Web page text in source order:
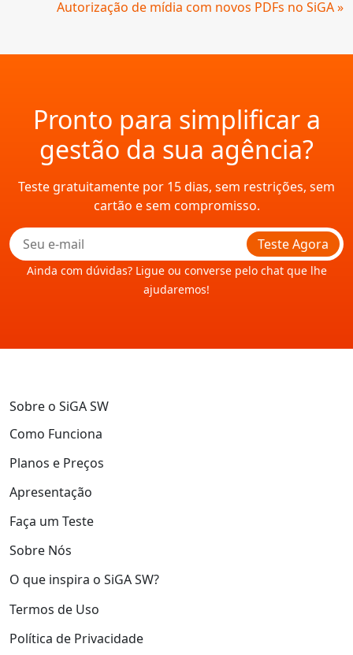
Autorização de mídia com novos PDFs no SiGA »
Pronto para simplificar a
gestão da sua agência?
Teste gratuitamente por 15 dias, sem restrições, sem
cartão e sem compromisso.
Teste Agora
Ainda com dúvidas? Ligue ou converse pelo chat que lhe
ajudaremos!
Sobre o SiGA SW
Como Funciona
Planos e Preços
Apresentação
Faça um Teste
Sobre Nós
O que inspira o SiGA SW?
Termos de Uso
Política de Privacidade